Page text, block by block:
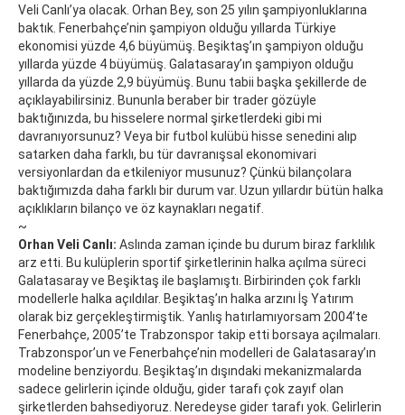
Veli Canlı’ya olacak. Orhan Bey, son 25 yılın şampiyonluklarına
baktık. Fenerbahçe’nin şampiyon olduğu yıllarda Türkiye
ekonomisi yüzde 4,6 büyümüş. Beşiktaş’ın şampiyon olduğu
yıllarda yüzde 4 büyümüş. Galatasaray’ın şampiyon olduğu
yıllarda da yüzde 2,9 büyümüş. Bunu tabii başka şekillerde de
açıklayabilirsiniz. Bununla beraber bir trader gözüyle
baktığınızda, bu hisselere normal şirketlerdeki gibi mi
davranıyorsunuz? Veya bir futbol kulübü hisse senedini alıp
satarken daha farklı, bu tür davranışsal ekonomivari
versiyonlardan da etkileniyor musunuz? Çünkü bilançolara
baktığımızda daha farklı bir durum var. Uzun yıllardır bütün halka
açıklıkların bilanço ve öz kaynakları negatif.
~
Orhan Veli Canlı: Aslında zaman içinde bu durum biraz farklılık
arz etti. Bu kulüplerin sportif şirketlerinin halka açılma süreci
Galatasaray ve Beşiktaş ile başlamıştı. Birbirinden çok farklı
modellerle halka açıldılar. Beşiktaş’ın halka arzını İş Yatırım
olarak biz gerçekleştirmiştik. Yanlış hatırlamıyorsam 2004’te
Fenerbahçe, 2005’te Trabzonspor takip etti borsaya açılmaları.
Trabzonspor’un ve Fenerbahçe’nin modelleri de Galatasaray’ın
modeline benziyordu. Beşiktaş’ın dışındaki mekanizmalarda
sadece gelirlerin içinde olduğu, gider tarafı çok zayıf olan
şirketlerden bahsediyoruz. Neredeyse gider tarafı yok. Gelirlerin